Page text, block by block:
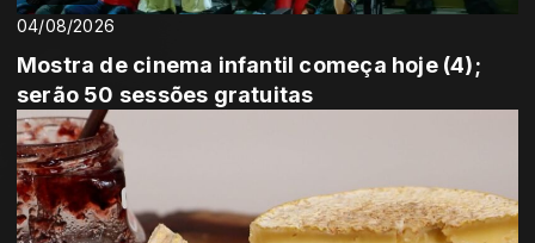
04/08/2026
Mostra de cinema infantil começa hoje (4);
serão 50 sessões gratuitas